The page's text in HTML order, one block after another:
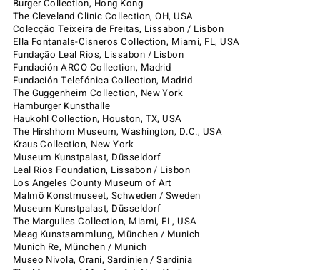
Burger Collection, Hong Kong
The Cleveland Clinic Collection, OH, USA
Colecção Teixeira de Freitas, Lissabon / Lisbon
Ella Fontanals-Cisneros Collection, Miami, FL, USA
Fundação Leal Rios, Lissabon / Lisbon
Fundación ARCO Collection, Madrid
Fundación Telefónica Collection, Madrid
The Guggenheim Collection, New York
Hamburger Kunsthalle
Haukohl Collection, Houston, TX, USA
The Hirshhorn Museum, Washington, D.C., USA
Kraus Collection, New York
Museum Kunstpalast, Düsseldorf
Leal Rios Foundation, Lissabon / Lisbon
Los Angeles County Museum of Art
Malmö Konstmuseet, Schweden / Sweden
Museum Kunstpalast, Düsseldorf
The Margulies Collection, Miami, FL, USA
Meag Kunstsammlung, München / Munich
Munich Re, München / Munich
Museo Nivola, Orani, Sardinien / Sardinia